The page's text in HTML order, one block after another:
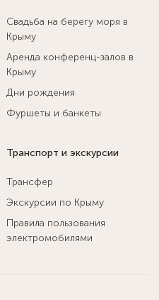
Свадьба на берегу моря в
Крыму
Аренда конференц-залов в
Крыму
Дни рождения
Фуршеты и банкеты
Транспорт и экскурсии
Трансфер
Экскурсии по Крыму
Правила пользования
электромобилями